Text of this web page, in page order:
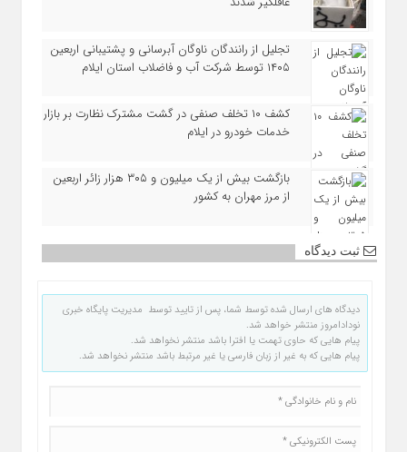
تجلیل از رانندگان ناوگان آبرسانی و پشتیبانی اربعین
۱۴۰۵ توسط شرکت آب و فاضلاب استان ایلام
کشف ۱۰ تخلف صنفی در گشت مشترک نظارت بر بازار
خدمات خودرو در ایلام
بازگشت بیش از یک میلیون و ۳۰۵ هزار زائر اربعین
از مرز مهران به کشور
ثبت دیدگاه
دیدگاه های ارسال شده توسط شما، پس از تایید توسط مدیریت پایگاه خبری
نودادامروز منتشر خواهد شد.
پیام هایی که حاوی تهمت یا افترا باشد منتشر نخواهد شد.
پیام هایی که به غیر از زبان فارسی یا غیر مرتبط باشد منتشر نخواهد شد.